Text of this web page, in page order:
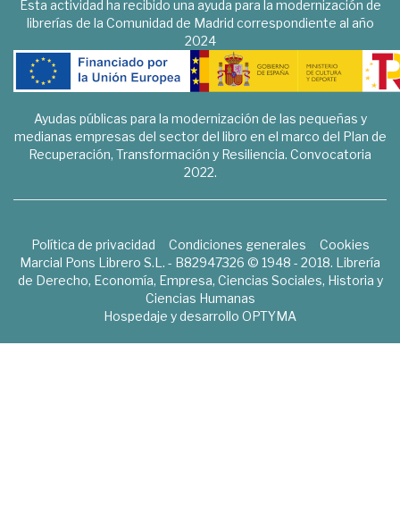
Esta actividad ha recibido una ayuda para la modernización de
librerías de la Comunidad de Madrid correspondiente al año
2024
Ayudas públicas para la modernización de las pequeñas y
medianas empresas del sector del libro en el marco del Plan de
Recuperación, Transformación y Resiliencia. Convocatoria
2022.
Política de privacidad Condiciones generales
Cookies
Marcial Pons Librero S.L. - B82947326 © 1948 - 2018. Librería
de Derecho, Economía, Empresa, Ciencias Sociales, Historia y
Ciencias Humanas
Hospedaje y desarrollo OPTYMA